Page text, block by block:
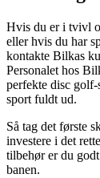
Hvis du er i tvivl
eller hvis du har
kontakte Bilkas
Personalet hos
perfekte disc
sport fuldt ud.
Så tag det første
investere i det
tilbehør er du
banen.